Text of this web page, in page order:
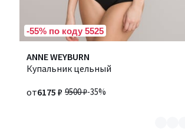
-55% по коду 5525
ANNE WEYBURN
Купальник цельный
9500 ₽-35%
от6175 ₽
Количество
цветов: